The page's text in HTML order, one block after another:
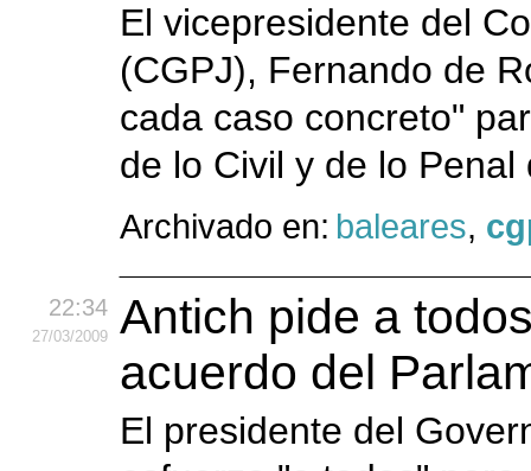
El vicepresidente del
(CGPJ), Fernando de
cada caso concreto"
de lo Civil y de lo
Archivado en: baleares,
22:34
27/03/2009
Antich pide a
acuerdo del
El presidente del